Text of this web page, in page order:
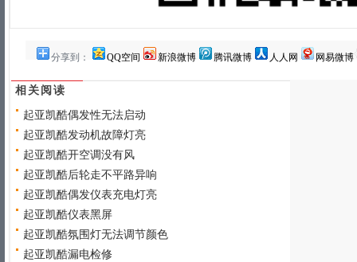
分享到： QQ空间 新浪微博 腾讯微博 人人网 网易微博
相关阅读
起亚凯酷偶发性无法启动
起亚凯酷发动机故障灯亮
起亚凯酷开空调没有风
起亚凯酷后轮走不平路异响
起亚凯酷偶发仪表充电灯亮
起亚凯酷仪表黑屏
起亚凯酷氛围灯无法调节颜色
起亚凯酷漏电检修